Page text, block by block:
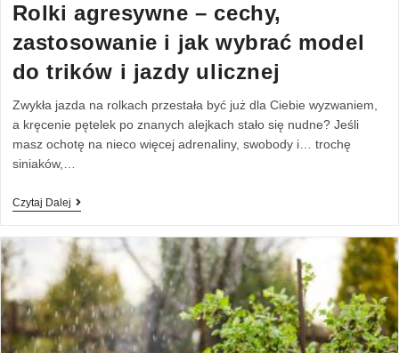
Rolki agresywne – cechy,
zastosowanie i jak wybrać model
do trików i jazdy ulicznej
Zwykła jazda na rolkach przestała być już dla Ciebie wyzwaniem,
a kręcenie pętelek po znanych alejkach stało się nudne? Jeśli
masz ochotę na nieco więcej adrenaliny, swobody i… trochę
siniaków,…
Czytaj Dalej